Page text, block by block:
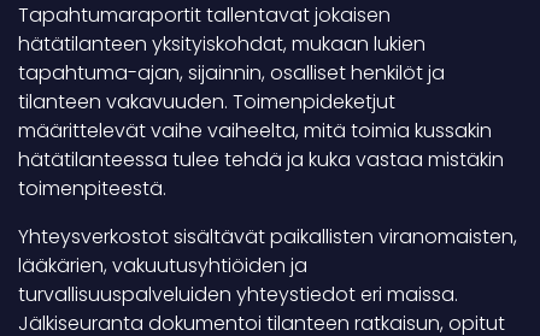
Tapahtumaraportit tallentavat jokaisen
hätätilanteen yksityiskohdat, mukaan lukien
tapahtuma-ajan, sijainnin, osalliset henkilöt ja
tilanteen vakavuuden. Toimenpideketjut
määrittelevät vaihe vaiheelta, mitä toimia kussakin
hätätilanteessa tulee tehdä ja kuka vastaa mistäkin
toimenpiteestä.
Yhteysverkostot sisältävät paikallisten viranomaisten,
lääkärien, vakuutusyhtiöiden ja
turvallisuuspalveluiden yhteystiedot eri maissa.
Jälkiseuranta dokumentoi tilanteen ratkaisun, opitut